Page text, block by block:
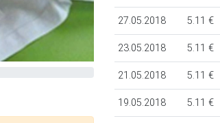
27.05.2018 5.11 €
23.05.2018 5.11 €
21.05.2018 5.11 €
19.05.2018 5.11 €